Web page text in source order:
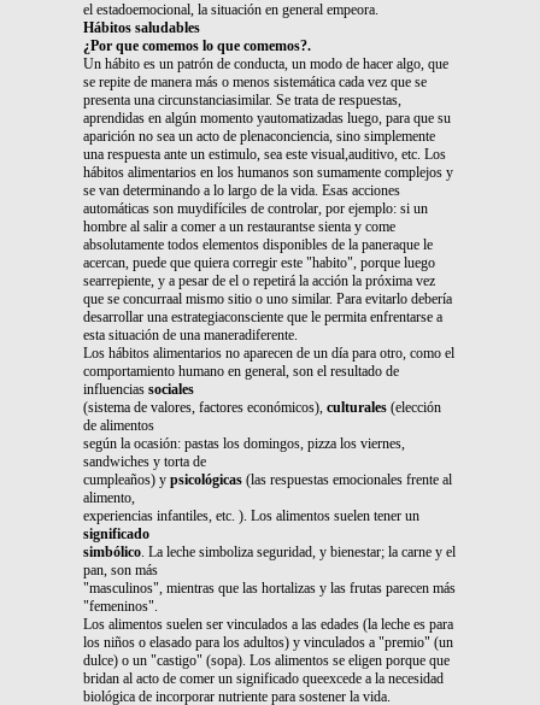
el estadoemocional, la situación en general empeora.
Hábitos saludables
¿Por que comemos lo que comemos?.
Un hábito es un patrón de conducta, un modo de hacer algo, que
se repite de manera más o menos sistemática cada vez que se
presenta una circunstanciasimilar. Se trata de respuestas,
aprendidas en algún momento yautomatizadas luego, para que su
aparición no sea un acto de plenaconciencia, sino simplemente
una respuesta ante un estimulo, sea este visual,auditivo, etc. Los
hábitos alimentarios en los humanos son sumamente complejos y
se van determinando a lo largo de la vida. Esas acciones
automáticas son muydifíciles de controlar, por ejemplo: si un
hombre al salir a comer a un restaurantse sienta y come
absolutamente todos elementos disponibles de la paneraque le
acercan, puede que quiera corregir este "habito", porque luego
searrepiente, y a pesar de el o repetirá la acción la próxima vez
que se concurraal mismo sitio o uno similar. Para evitarlo debería
desarrollar una estrategiaconsciente que le permita enfrentarse a
esta situación de una maneradiferente.
Los hábitos alimentarios no aparecen de un día para otro, como el
comportamiento humano en general, son el resultado de
influencias sociales
(sistema de valores, factores económicos), culturales (elección
de alimentos
según la ocasión: pastas los domingos, pizza los viernes,
sandwiches y torta de
cumpleaños) y psicológicas (las respuestas emocionales frente al
alimento,
experiencias infantiles, etc. ). Los alimentos suelen tener un
significado
simbólico. La leche simboliza seguridad, y bienestar; la carne y el
pan, son más
"masculinos", mientras que las hortalizas y las frutas parecen más
"femeninos".
Los alimentos suelen ser vinculados a las edades (la leche es para
los niños o elasado para los adultos) y vinculados a "premio" (un
dulce) o un "castigo" (sopa). Los alimentos se eligen porque que
bridan al acto de comer un significado queexcede a la necesidad
biológica de incorporar nutriente para sostener la vida.